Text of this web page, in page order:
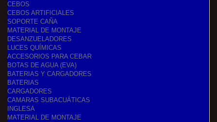
CEBOS
CEBOS ARTIFICIALES
SOPORTE CAÑA
MATERIAL DE MONTAJE
DESANZUELADORES
LUCES QUÍMICAS
ACCESORIOS PARA CEBAR
BOTAS DE AGUA (EVA)
BATERIAS Y CARGADORES
BATERIAS
CARGADORES
CAMARAS SUBACUÁTICAS
INGLESA
MATERIAL DE MONTAJE